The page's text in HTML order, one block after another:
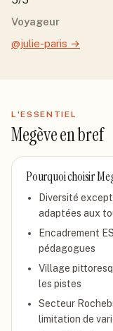
Voyageur
@julie-paris →
L'ESSENTIEL
Megèveen bref
Pourquoi choisir
Diversité
adaptées aux
Encadrement
pédagogues
Village
les pistes
Secteur
limitation de